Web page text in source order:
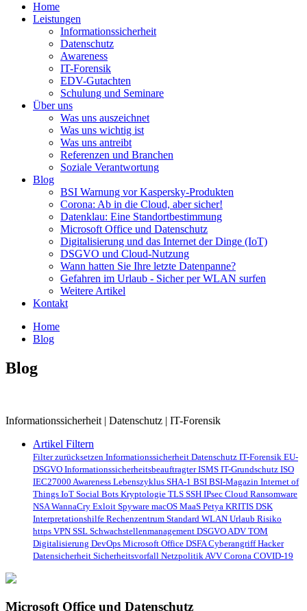
Home
Leistungen
Informationssicherheit
Datenschutz
Awareness
IT-Forensik
EDV-Gutachten
Schulung und Seminare
Über uns
Was uns auszeichnet
Was uns wichtig ist
Was uns antreibt
Referenzen und Branchen
Soziale Verantwortung
Blog
BSI Warnung vor Kaspersky-Produkten
Corona: Ab in die Cloud, aber sicher!
Datenklau: Eine Standortbestimmung
Microsoft Office und Datenschutz
Digitalisierung und das Internet der Dinge (IoT)
DSGVO und Cloud-Nutzung
Wann hatten Sie Ihre letzte Datenpanne?
Gefahren im Urlaub - Sicher per WLAN surfen
Weitere Artikel
Kontakt
Home
Blog
Blog
Informationssicherheit | Datenschutz | IT-Forensik
Artikel Filtern
Filter zurücksetzen Informationssicherheit Datenschutz IT-Forensik EU-
DSGVO InformationssicherheitsbeauftragterISMS IT-Grundschutz ISO
IEC27000 Awareness Lebenszyklus SHA-1 BSI BSI-Magazin Internet of
Things IoT Social Bots Kryptologie TLS SSH IPsec Cloud Ransomware
NSA WannaCry Exloit Spyware macOS MaaS Petya KRITIS DSK
Interpretationshilfe Rechenzentrum Standard WLAN Urlaub Risiko
https VPN SSL Schwachstellenmanagement DSGVO ADV TOM
Digitalisierung DevOps Microsoft Office DSFA CyberangriffHacker
Datensicherheit Sicherheitsvorfall Netzpolitik AVV Corona COVID-19
Microsoft Office und Datenschutz